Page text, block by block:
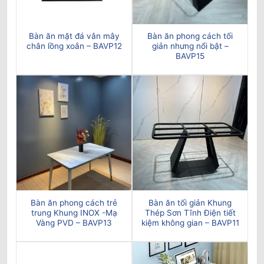
Bàn ăn mặt đá vân mây
chân lồng xoắn – BAVP12
Bàn ăn phong cách tối
giản nhưng nổi bật –
BAVP15
Bàn ăn phong cách trẻ
trung Khung INOX -Mạ
Vàng PVD – BAVP13
Bàn ăn tối giản Khung
Thép Sơn Tĩnh Điện tiết
kiệm không gian – BAVP11